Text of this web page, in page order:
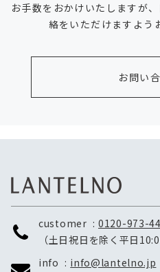
お手数をおかけいたしますが
絡をいただけますよう
お問い
customer
0120-973-
（土日祝日を除く平日
info
info@lantelno.jp